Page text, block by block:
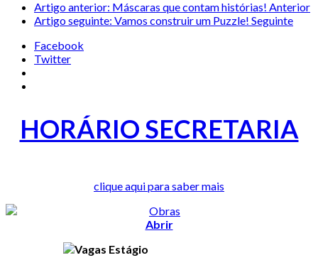
Artigo anterior: Máscaras que contam histórias! Anterior
Artigo seguinte: Vamos construir um Puzzle! Seguinte
Facebook
Twitter
HORÁRIO SECRETARIA
clique aqui para saber mais
Abrir